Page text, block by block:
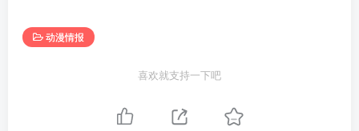
动漫情报
喜欢就支持一下吧